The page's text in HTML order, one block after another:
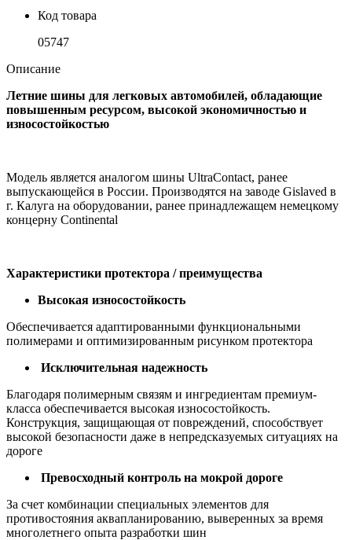
Код товара
05747
Описание
Летние шины для легковых автомобилей, обладающие
повышенным ресурсом, высокой экономичностью и
износостойкостью
Модель является аналогом шины UltraContact, ранее
выпускающейся в России. Производятся на заводе Gislaved в
г. Калуга на оборудовании, ранее принадлежащем немецкому
концерну Continental
Характеристики протектора / преимущества
Высокая износостойкость
Обеспечивается адаптированными функциональными
полимерами и оптимизированным рисунком протектора
Исключительная надежность
Благодаря полимерным связям и ингредиентам премиум-
класса обеспечивается высокая износостойкость.
Конструкция, защищающая от повреждений, способствует
высокой безопасности даже в непредсказуемых ситуациях на
дороге
Превосходный контроль на мокрой дороге
За счет комбинации специальных элементов для
противостояния аквапланированию, выверенных за время
многолетнего опыта разработки шин